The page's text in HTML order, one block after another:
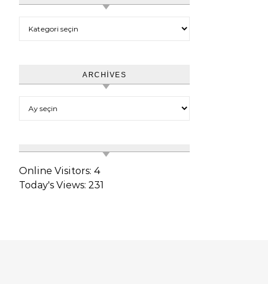
ARCHIVES
Online Visitors: 4
Today's Views: 231